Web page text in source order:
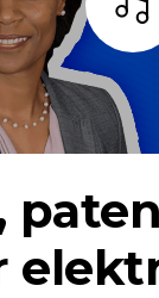
Baras